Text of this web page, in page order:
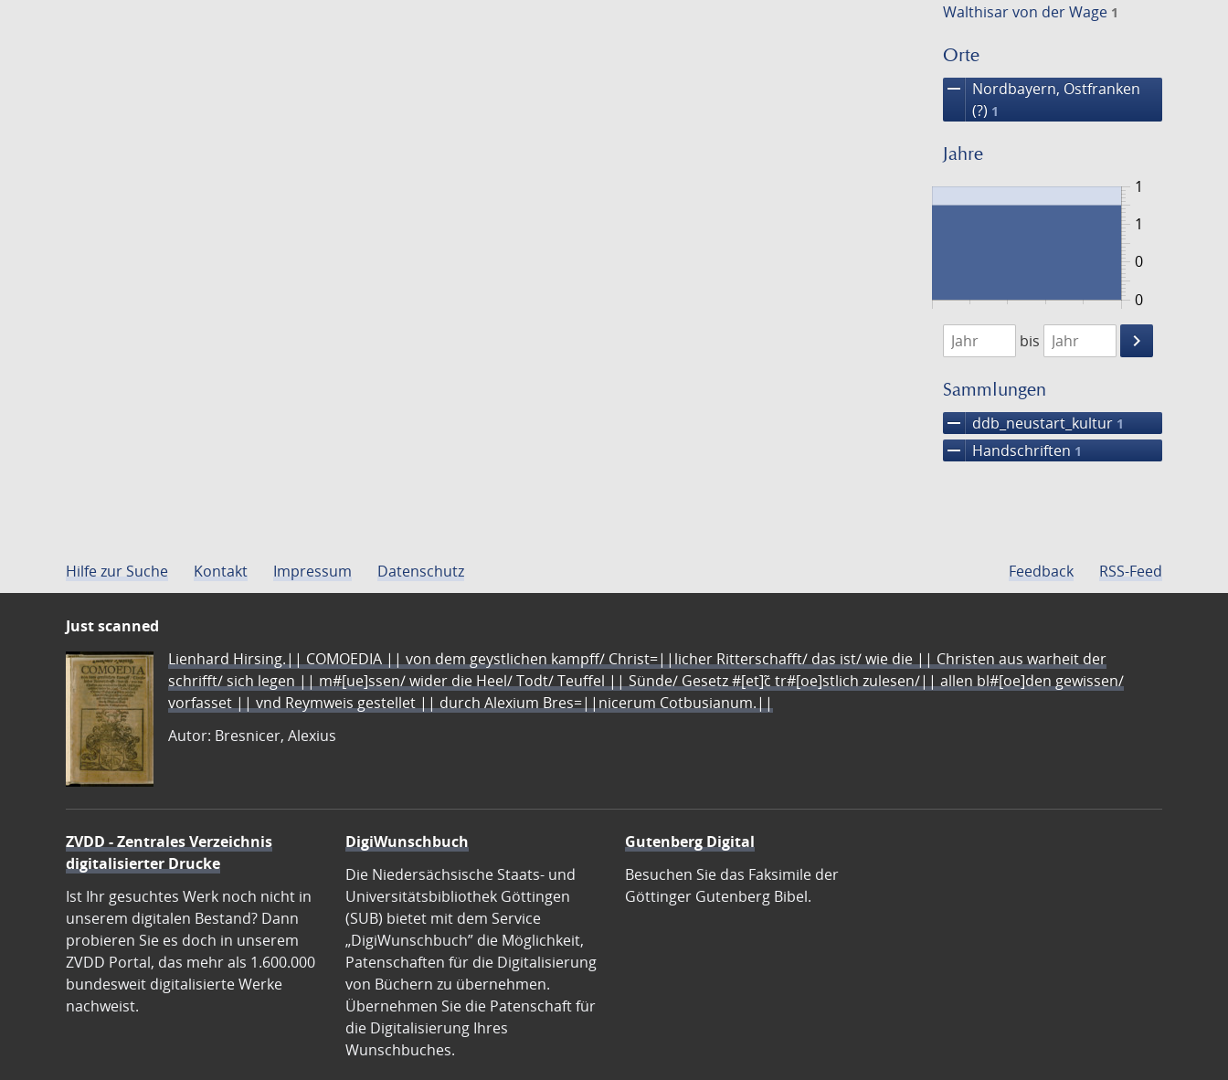
Walthisar von der Wage 1
Orte
remove
Nordbayern, Ostfranken
(?) 1
Jahre
0
1
0
1
1474
1475
bis
keyboard_arrow_right
Suche
Sammlungen
remove ddb_neustart_kultur 1
remove Handschriften 1
Hilfe zur Suche Kontakt Impressum Datenschutz Feedback RSS-Feed
Just scanned
Lienhard Hirsing.|| COMOEDIA || von dem geystlichen kampff/ Christ=||licher Ritterschafft/ das ist/ wie die || Christen aus warheit der
schrifft/ sich legen || m#[ue]ssen/ wider die Heel/ Todt/ Teuffel || Sünde/ Gesetz #[et]c̃ tr#[oe]stlich zulesen/|| allen bl#[oe]den gewissen/
vorfasset || vnd Reymweis gestellet || durch Alexium Bres=||nicerum Cotbusianum.||
Autor: Bresnicer, Alexius
ZVDD - Zentrales Verzeichnis
digitalisierter Drucke
Ist Ihr gesuchtes Werk noch nicht in
unserem digitalen Bestand? Dann
probieren Sie es doch in unserem
ZVDD Portal, das mehr als 1.600.000
bundesweit digitalisierte Werke
nachweist.
DigiWunschbuch
Die Niedersächsische Staats- und
Universitätsbibliothek Göttingen
(SUB) bietet mit dem Service
„DigiWunschbuch” die Möglichkeit,
Patenschaften für die Digitalisierung
von Büchern zu übernehmen.
Übernehmen Sie die Patenschaft für
die Digitalisierung Ihres
Wunschbuches.
Gutenberg Digital
Besuchen Sie das Faksimile der
Göttinger Gutenberg Bibel.